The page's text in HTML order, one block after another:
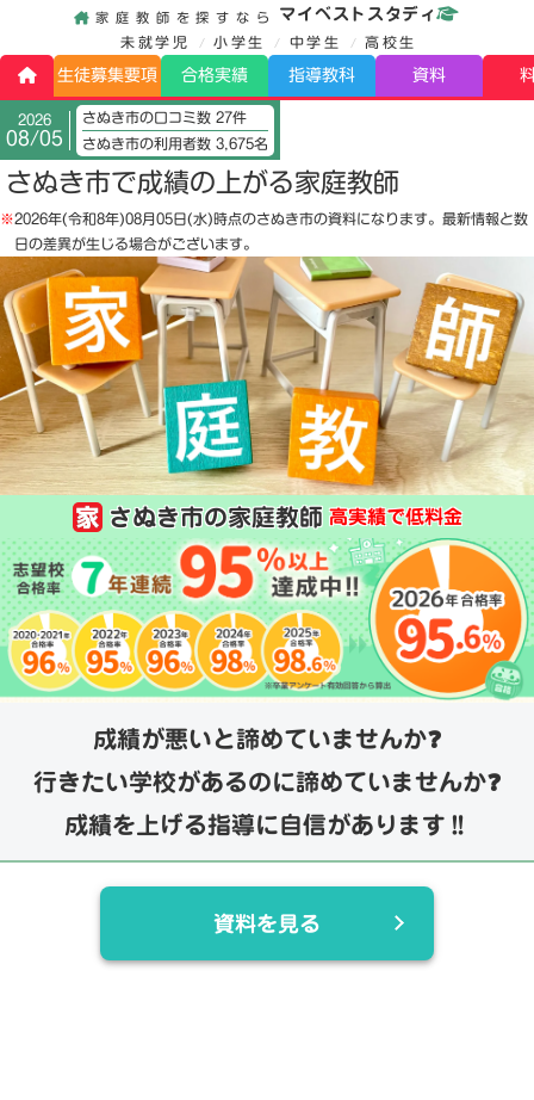
家庭教師を探すなら マイベストスタディ
未就学児 小学生 中学生 高校生
生徒募集要項 合格実績 指導教科 資料
2026
08/05
さぬき市の口コミ数 27件
さぬき市の利用者数 3,675名
さぬき市で成績の上がる家庭教師
※2026年(令和8年)08月05日(水)時点のさぬき市の資料になります。最新情報と数
日の差異が生じる場合がございます。
さぬき市の家庭教師 高実績で低料金
成績が悪いと諦めていませんか❓
行きたい学校があるのに諦めていませんか❓
成績を上げる指導に自信があります‼️
資料を見る